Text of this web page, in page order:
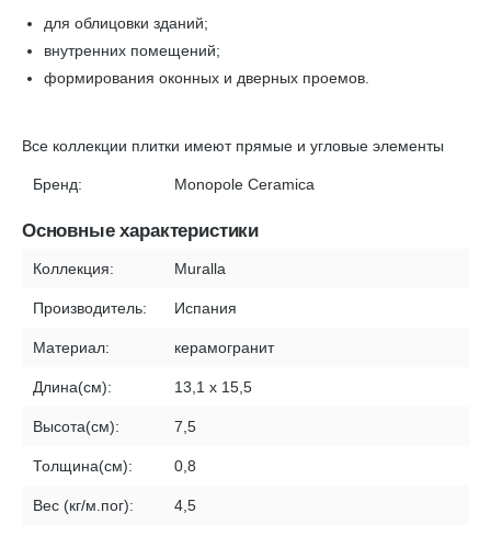
для облицовки зданий;
внутренних помещений;
формирования оконных и дверных проемов.
Все коллекции плитки имеют прямые и угловые элементы
Бренд: Monopole Ceramica
Основные характеристики
Коллекция: Muralla
Производитель: Испания
Материал: керамогранит
Длина(см): 13,1 x 15,5
Высота(см): 7,5
Толщина(см): 0,8
Вес (кг/м.пог): 4,5